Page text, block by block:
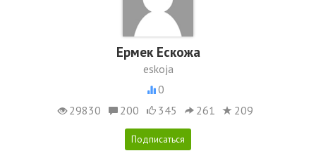
Ермек Ескожа
eskoja
0
29830
200 345 261 209